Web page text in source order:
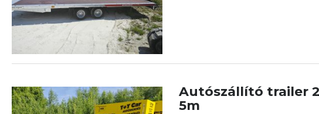
Autószállító trailer
5m